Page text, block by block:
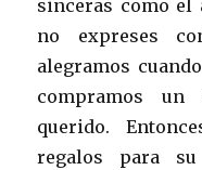
sinceras como el
no expreses
alegramos
compramos
querido.
regalos para